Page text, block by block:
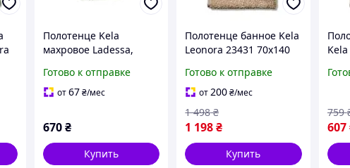
Полотенце Kela
махровое Ladessa,
см (24595)
(00000026452) (o642707)
Готово к отправке
от67₴/мес
670₴
Купить
Полотенце банное Kela
Leonora 23431 70х140
newyork
Готово к отправке
от200₴/мес
1 198₴
1 498 ₴
Купить
607
759